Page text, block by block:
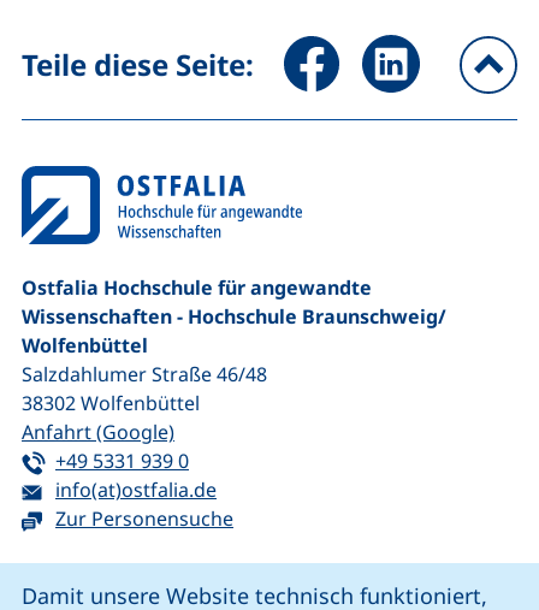
Damit unsere Website technisch funktioniert,
Teile diese Seite: Seite über Facebook teilen
Seite über
Ostfalia Hochschule für angewandte
Wissenschaften - Hochschule Braunschweig/​
Wolfenbüttel
Salzdahlumer Straße 46/48
38302Wolfenbüttel
Anfahrt (Google)(externer Link, öffnet neues Fenster)
Tel:
+49 5331 939 0(startet einen Telefonanruf, wenn Ihr
E-Mail:
info(at)ostfalia.de(öffnet Ihr E-Mail-Programm)
Zur Personensuche